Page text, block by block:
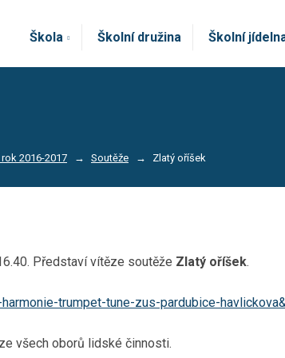
Škola Školní družina Školní
2016-2017 Soutěže Zlatý oříšek
Představí vítěze soutěže Zlatý oříšek.
trumpet-tune-zus-pardubice-
všech oborů lidské činnosti.